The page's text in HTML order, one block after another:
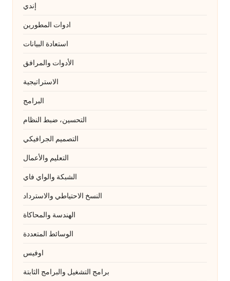
إندي
ادوات المطورين
استعادة البيانات
الأدوات والمرافق
الاستراتيجية
البرامج
التحسين، ضبط النظام
التصميم الجرافيكي
التعليم والأعمال
الشبكة والواي فاي
النسخ الاحتياطي والاسترداد
الهندسة والمحاكاة
الوسائط المتعددة
اوفيس
برامج التشغيل والبرامج الثابتة